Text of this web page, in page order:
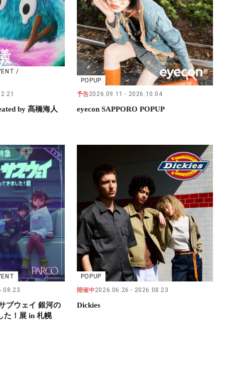
/
by 髙橋海人
POPUP
予告2026.09.11 2026.10.04
eyecon SAPPORO POPUP
ブウェイ 銀河の
た！展 in 札幌
POPUP
開催中2026.06.26 2026.08.23
Dickies